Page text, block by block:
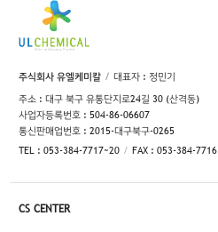
주식회사 유엘케미칼
대표자 : 정민기
주소 : 대구 북구 유통단지로24길 30 (산격동)
사업자등록번호 : 504-86-06607
통신판매업번호 : 2015-대구북구-0265
TEL : 053-384-7717~20
FAX : 053-384-7716
CS CENTER